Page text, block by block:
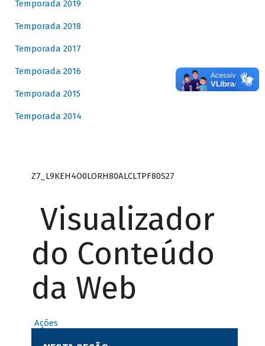
Temporada 2019
Temporada 2018
Temporada 2017
Temporada 2016
Temporada 2015
Temporada 2014
Z7_L9KEH4O0LORH80ALCLTPF80S27
Visualizador
do Conteúdo
da Web
Ações